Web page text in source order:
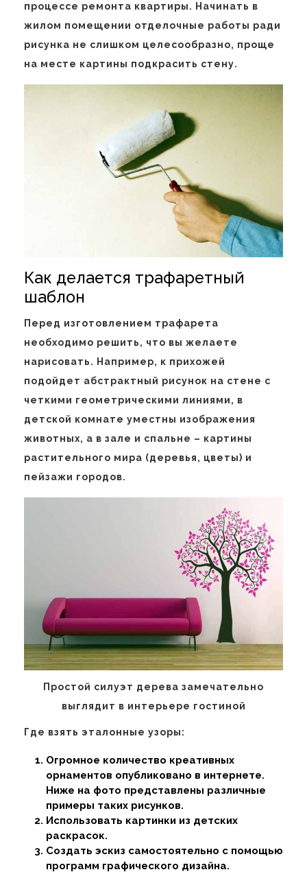
процессе ремонта квартиры. Начинать в
жилом помещении отделочные работы ради
рисунка не слишком целесообразно, проще
на месте картины подкрасить стену.
Как делается трафаретный
шаблон
Перед изготовлением трафарета
необходимо решить, что вы желаете
нарисовать. Например, к прихожей
подойдет абстрактный рисунок на стене с
четкими геометрическими линиями, в
детской комнате уместны изображения
животных, а в зале и спальне – картины
растительного мира (деревья, цветы) и
пейзажи городов.
Простой силуэт дерева замечательно
выглядит в интерьере гостиной
Где взять эталонные узоры:
Огромное количество креативных
орнаментов опубликовано в интернете.
Ниже на фото представлены различные
примеры таких рисунков.
Использовать картинки из детских
раскрасок.
Создать эскиз самостоятельно с помощью
программ графического дизайна.